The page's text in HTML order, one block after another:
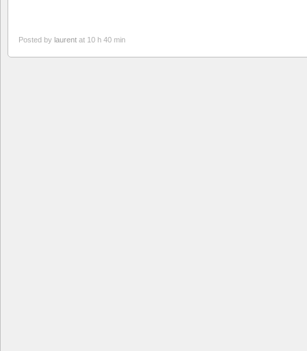
Posted by laurent at 10 h 40 min